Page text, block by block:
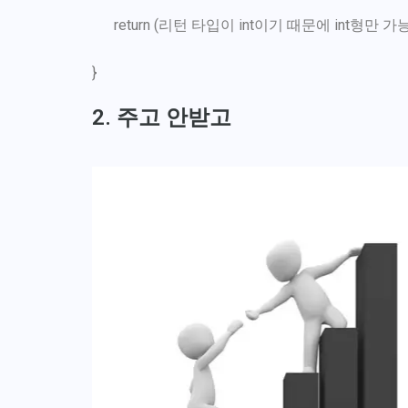
return (리턴 타입이 int이기 때문에 int형만 가
}
2. 주고 안받고